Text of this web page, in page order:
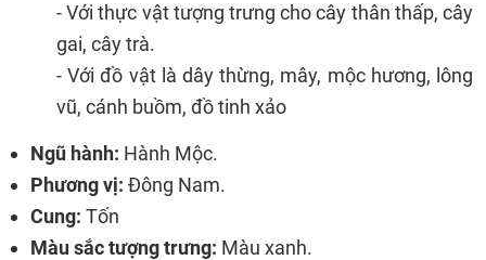
- Với thực vật tượng trưng cho cây thân thấp, cây
gai, cây trà.
- Với đồ vật là dây thừng, mây, mộc hương, lông
vũ, cánh buồm, đồ tinh xảo
Ngũ hành: Hành Mộc.
Phương vị: Đông Nam.
Cung: Tốn
Màu sắc tượng trưng: Màu xanh.